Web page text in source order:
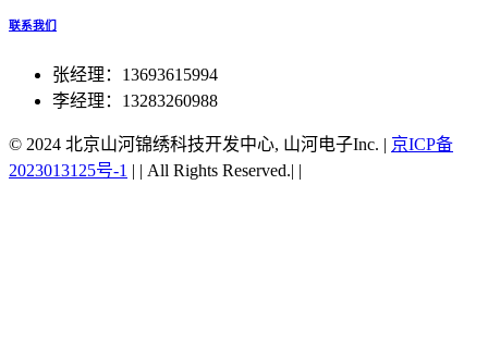
联系我们
张经理：13693615994
李经理：13283260988
© 2024 北京山河锦绣科技开发中心, 山河电子Inc. | 京ICP备
2023013125号-1 | | All Rights Reserved.| |